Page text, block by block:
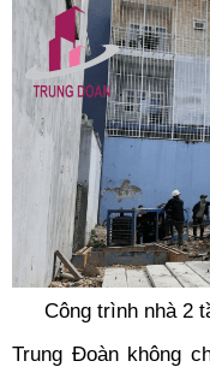
Công trình nhà 2
Trung Đoàn không